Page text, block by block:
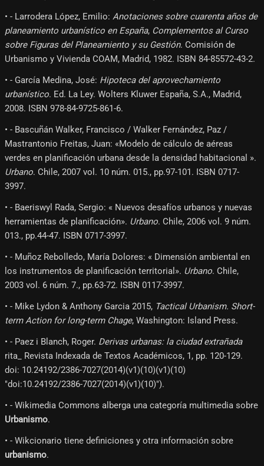
• - Larrodera López, Emilio: Anotaciones sobre cuarenta años de
planeamiento urbanístico en España, Complementos al Curso
sobre Figuras del Planeamiento y su Gestión. Comisión de
Urbanismo y Vivienda COAM, Madrid, 1982. ISBN 84-85572-43-2.
• - García Medina, José: Hipoteca del aprovechamiento
urbanístico. Ed. La Ley. Wolters Kluwer España, S.A., Madrid,
2008. ISBN 978-84-9725-861-6.
• - Bascuñán Walker, Francisco / Walker Fernández, Paz /
Mastrantonio Freitas, Juan: «Modelo de cálculo de aéreas
verdes en planificación urbana desde la densidad habitacional ».
Urbano. Chile, 2007 vol. 10 núm. 015., pp.97-101. ISBN 0717-
3997.
• - Baeriswyl Rada, Sergio: « Nuevos desafíos urbanos y nuevas
herramientas de planificación». Urbano. Chile, 2006 vol. 9 núm.
013., pp.44-47. ISBN 0717-3997.
• - Muñoz Rebolledo, María Dolores: « Dimensión ambiental en
los instrumentos de planificación territorial». Urbano. Chile,
2003 vol. 6 núm. 7., pp.63-72. ISBN 0117-3997.
• - Mike Lydon & Anthony Garcia 2015, Tactical Urbanism. Short-
term Action for long-term Chage, Washington: Island Press.
• - Paez i Blanch, Roger. Derivas urbanas: la ciudad extrañada
rita_ Revista Indexada de Textos Académicos, 1, pp. 120-129.
doi: 10.24192/2386-7027(2014)(v1)(10)(v1)(10)
"doi:10.24192/2386-7027(2014)(v1)(10)").
• - Wikimedia Commons alberga una categoría multimedia sobre
Urbanismo.
• - Wikcionario tiene definiciones y otra información sobre
urbanismo.